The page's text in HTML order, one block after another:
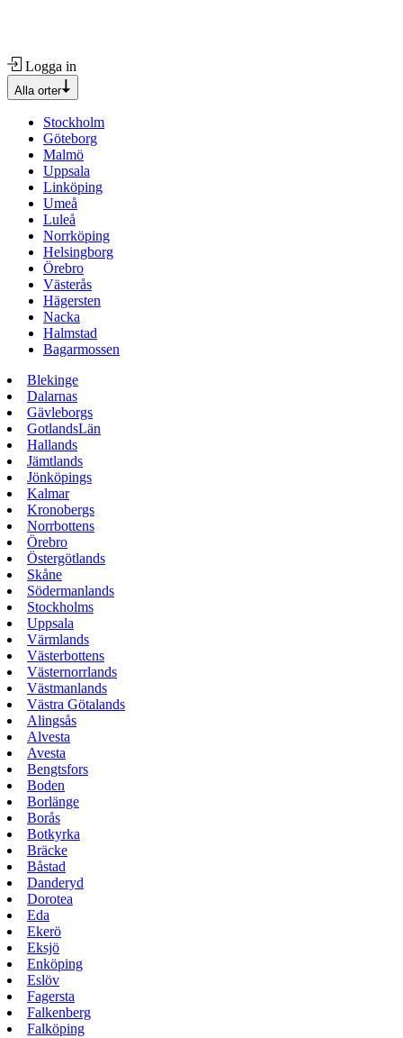
Logga in
Alla orter
Stockholm
Göteborg
Malmö
Uppsala
Linköping
Umeå
Luleå
Norrköping
Helsingborg
Örebro
Västerås
Hägersten
Nacka
Halmstad
Bagarmossen
Blekinge
Dalarnas
Gävleborgs
GotlandsLän
Hallands
Jämtlands
Jönköpings
Kalmar
Kronobergs
Norrbottens
Örebro
Östergötlands
Skåne
Södermanlands
Stockholms
Uppsala
Värmlands
Västerbottens
Västernorrlands
Västmanlands
Västra Götalands
Alingsås
Alvesta
Avesta
Bengtsfors
Boden
Borlänge
Borås
Botkyrka
Bräcke
Båstad
Danderyd
Dorotea
Eda
Ekerö
Eksjö
Enköping
Eslöv
Fagersta
Falkenberg
Falköping